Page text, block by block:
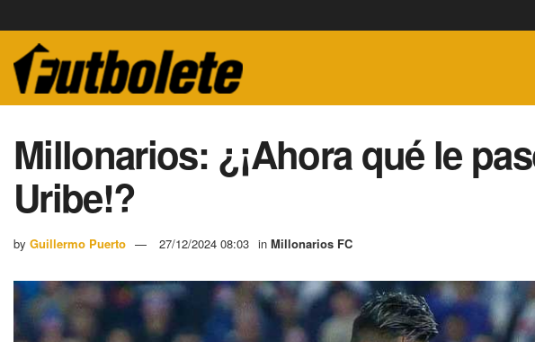
Millonarios: ¿¡Ahora qué le
Uribe!?
by Guillermo Puerto 27/12/2024 08:03 in Millonarios FC